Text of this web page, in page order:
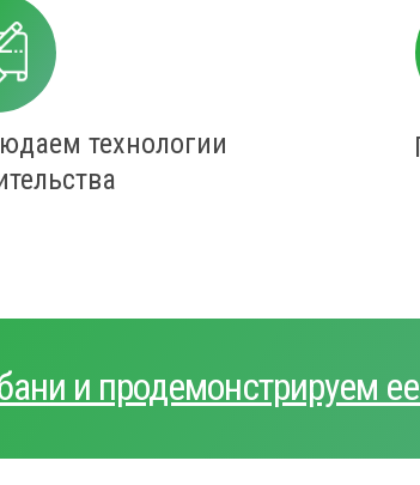
технологии
и продемонстрируем